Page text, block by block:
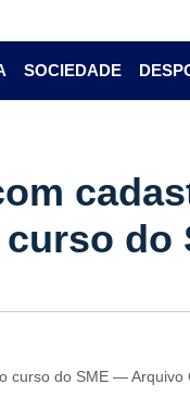
SOCIEDADE
do
curso do SME — Arquivo